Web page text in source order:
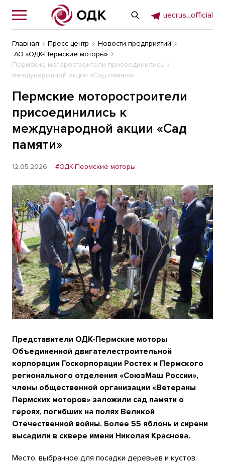
uecrus_official
Главная Пресс-центр
Новости предприятий
АО «ОДК-Пермские моторы»
Пермские моторостроители присоединились к
международной акции «Сад памяти»
Пермские моторостроители
присоединились к
международной акции «Сад
памяти»
12.05.2026 #ОДК-Пермские моторы
Представители ОДК-Пермские моторы
Объединенной двигателестроительной
корпорации Госкорпорации Ростех и Пермского
регионального отделения «СоюзМаш России»,
члены общественной организации «Ветераны
Пермских моторов» заложили сад памяти о
героях, погибших на полях Великой
Отечественной войны. Более 55 яблонь и сирени
высадили в сквере имени Николая Краснова.
Место, выбранное для посадки деревьев и кустов,